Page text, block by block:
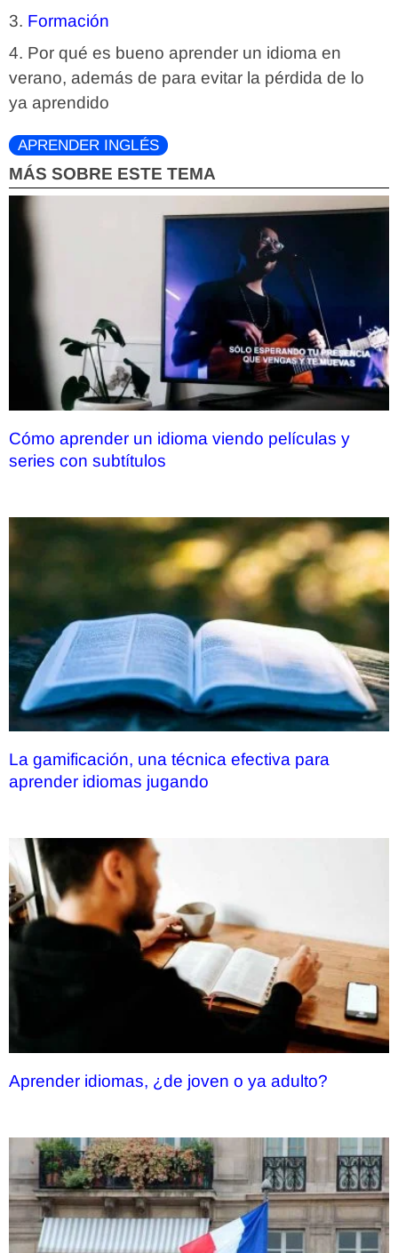
Formación
Por qué es bueno aprender un idioma en
verano, además de para evitar la pérdida de lo
ya aprendido
APRENDER INGLÉS
MÁS SOBRE ESTE TEMA
Cómo aprender un idioma viendo películas y
series con subtítulos
La gamificación, una técnica efectiva para
aprender idiomas jugando
Aprender idiomas, ¿de joven o ya adulto?